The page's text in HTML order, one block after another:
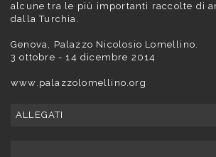
alcune tra le più importanti raccolte di
dalla Turchia.
Genova, Palazzo Nicolosio Lomellino.
3 ottobre - 14 dicembre 2014
www.palazzolomellino.org
ALLEGATI